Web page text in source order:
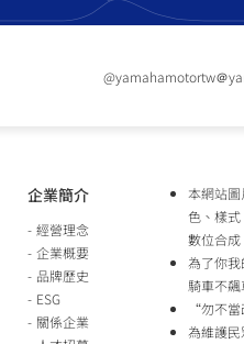
@yamahamotortw＠
企業簡介
經營理念
企業概要
品牌歷史
ESG
關係企業
本網站圖
色、樣
數位合成
為了你
騎車不
“勿不
為維護